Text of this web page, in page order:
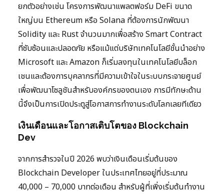
ยกตัวอย่างเช่น โครงการพัฒนาแพลตฟอร์ม DeFi ขนาด
ใหญ่บน Ethereum หรือ Solana ที่ต้องการนักพัฒนา
Solidity และ Rust จำนวนมากเพื่อสร้าง Smart Contract
ที่ซับซ้อนและปลอดภัย หรือแม้แต่บริษัทเทคโนโลยีชั้นนำอย่าง
Microsoft และ Amazon ก็เริ่มลงทุนในเทคโนโลยีบล็อก
เชนและต้องการบุคลากรที่มีความเข้าใจในระบบกระจายศูนย์
เพื่อพัฒนาโซลูชันสำหรับองค์กรของตนเอง การมีทักษะด้าน
นี้จึงเป็นการเปิดประตูสู่โอกาสการทำงานระดับโลกเลยทีเดียว
เงินเดือนและโอกาสเติบโตของ Blockchain
Dev
จากการสำรวจในปี 2026 พบว่าเงินเดือนเริ่มต้นของ
Blockchain Developer ในประเทศไทยอยู่ที่ประมาณ
40,000 – 70,000 บาทต่อเดือน สำหรับผู้ที่เพิ่งเริ่มต้นทำงาน